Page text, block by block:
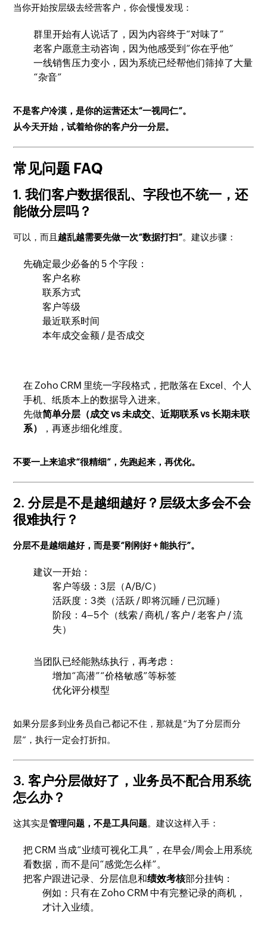
当你开始按层级去经营客户，你会慢慢发现：
群里开始有人说话了，因为内容终于“对味了”
老客户愿意主动咨询，因为他感受到“你在乎他”
一线销售压力变小，因为系统已经帮他们筛掉了大量
“杂音”
不是客户冷漠，是你的运营还太“一视同仁”。
从今天开始，试着给你的客户分一分层。
常见问题 FAQ
1. 我们客户数据很乱、字段也不统一，还
能做分层吗？
可以，而且 越乱越需要先做一次“数据打扫”。建议步骤：
先确定最少必备的 5 个字段：
客户名称
联系方式
客户等级
最近联系时间
本年成交金额 / 是否成交
在 Zoho CRM 里统一字段格式，把散落在 Excel、个人
手机、纸质本上的数据导入进来。
先做简单分层（成交 vs 未成交、近期联系 vs 长期未联
系）
，再逐步细化维度。
不要一上来追求“很精细”，先跑起来，再优化。
2. 分层是不是越细越好？层级太多会不会
很难执行？
分层不是越细越好，而是要“刚刚好 + 能执行”。
建议一开始：
客户等级：3层（A/B/C）
活跃度：3类（活跃 / 即将沉睡 / 已沉睡）
阶段：4–5个（线索 / 商机 / 客户 / 老客户 / 流
失）
当团队已经能熟练执行，再考虑：
增加“高潜”“价格敏感”等标签
优化评分模型
如果分层多到业务员自己都记不住，那就是“为了分层而分
层”，执行一定会打折扣。
3. 客户分层做好了，业务员不配合用系统
怎么办？
这其实是管理问题，不是工具问题。建议这样入手：
把 CRM 当成“业绩可视化工具”，在早会/周会上用系统
看数据，而不是问“感觉怎么样”。
把客户跟进记录、分层信息和绩效考核部分挂钩：
例如：只有在 Zoho CRM 中有完整记录的商机，
才计入业绩。